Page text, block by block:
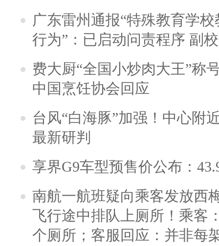
广东雷州通报“特殊教育学
行为”：已启动问责程序 副
费大厨“全国小炒肉大王”称
中国烹饪协会回应
台风“白海豚”加强！中心附
最新研判
享界G9车型预售价公布：
南航一航班疑向乘客发放西
飞行途中排队上厕所！乘客
个厕所；客服回应：并非每